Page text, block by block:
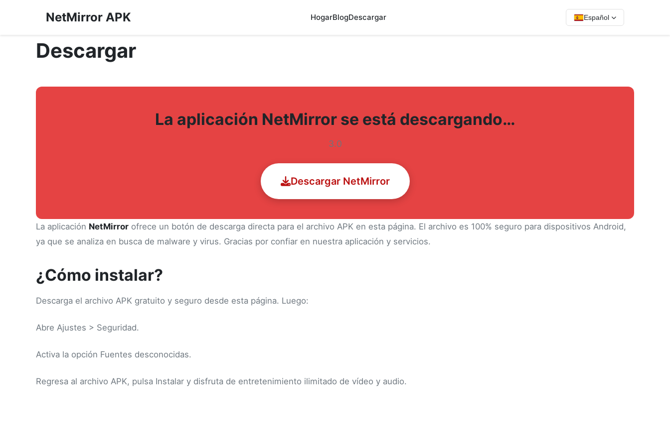
NetMirror APK HogarBlogDescargar Español
Descargar
La aplicación NetMirror se está descargando…
3.0
Descargar NetMirror
La aplicación NetMirror ofrece un botón de descarga directa para el archivo APK en esta página. El archivo es 100% seguro para dispositivos Android,
ya que se analiza en busca de malware y virus. Gracias por confiar en nuestra aplicación y servicios.
¿Cómo instalar?
Descarga el archivo APK gratuito y seguro desde esta página. Luego:
Abre Ajustes > Seguridad.
Activa la opción Fuentes desconocidas.
Regresa al archivo APK, pulsa Instalar y disfruta de entretenimiento ilimitado de vídeo y audio.